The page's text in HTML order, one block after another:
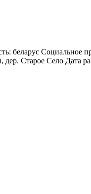
Социальное
Старое Село Дата